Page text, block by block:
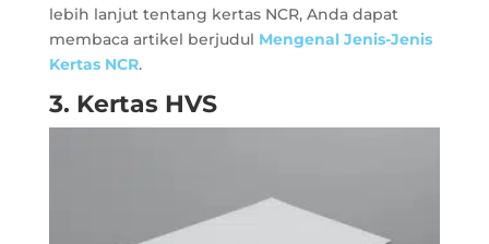
lebih lanjut tentang kertas NCR, Anda dapat
membaca artikel berjudul Mengenal Jenis-Jenis
Kertas NCR.
3. Kertas HVS